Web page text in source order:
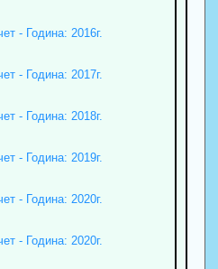
- Година: 2016г.
- Година: 2017г.
- Година: 2018г.
- Година: 2019г.
- Година: 2020г.
- Година: 2020г.